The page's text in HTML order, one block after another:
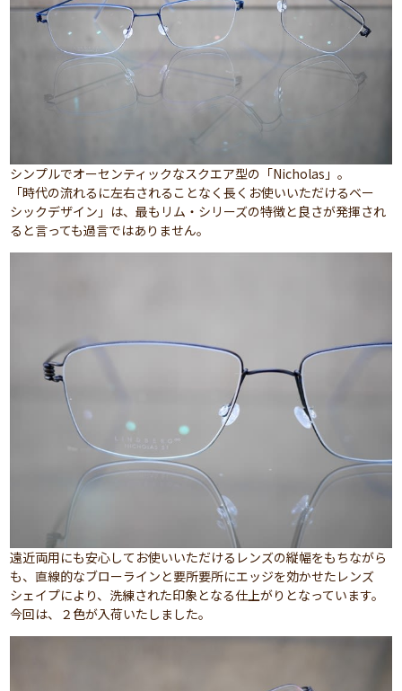
シンプルでオーセンティックなスクエア型の「Nicholas」。
「時代の流れるに左右されることなく長くお使いいただけるベー
シックデザイン」は、最もリム・シリーズの特徴と良さが発揮され
ると言っても過言ではありません。
遠近両用にも安心してお使いいただけるレンズの縦幅をもちながら
も、直線的なブローラインと要所要所にエッジを効かせたレンズ
シェイプにより、洗練された印象となる仕上がりとなっています。
今回は、２色が入荷いたしました。